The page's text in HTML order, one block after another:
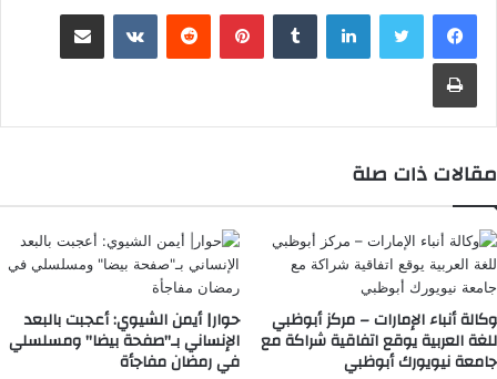
لينكدإن بينتيريست
مقالات ذات صلة
وكالة أنباء الإمارات – ‎مركز أبوظبي
للغة العربية يوقع اتفاقية شراكة مع
جامعة نيويورك أبوظبي
حوار| أيمن الشيوي: أعجبت بالبعد
الإنساني بـ"صفحة بيضا" ومسلسلي
في رمضان مفاجأة